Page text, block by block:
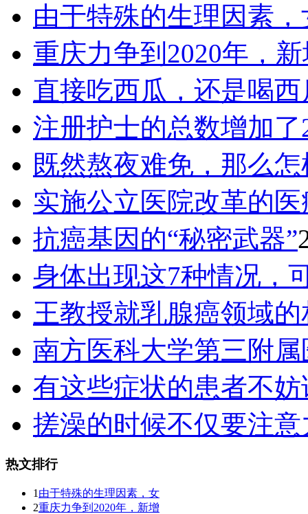
由于特殊的生理因素，
重庆力争到2020年，
直接吃西瓜，还是喝西
注册护士的总数增加了
既然熬夜难免，那么怎
实施公立医院改革的医
抗癌基因的“秘密武器”
身体出现这7种情况，
王教授就乳腺癌领域的
南方医科大学第三附属
有这些症状的患者不妨
搓澡的时候不仅要注意
热文排行
1 由于特殊的生理因素，女
2重庆力争到2020年，新增